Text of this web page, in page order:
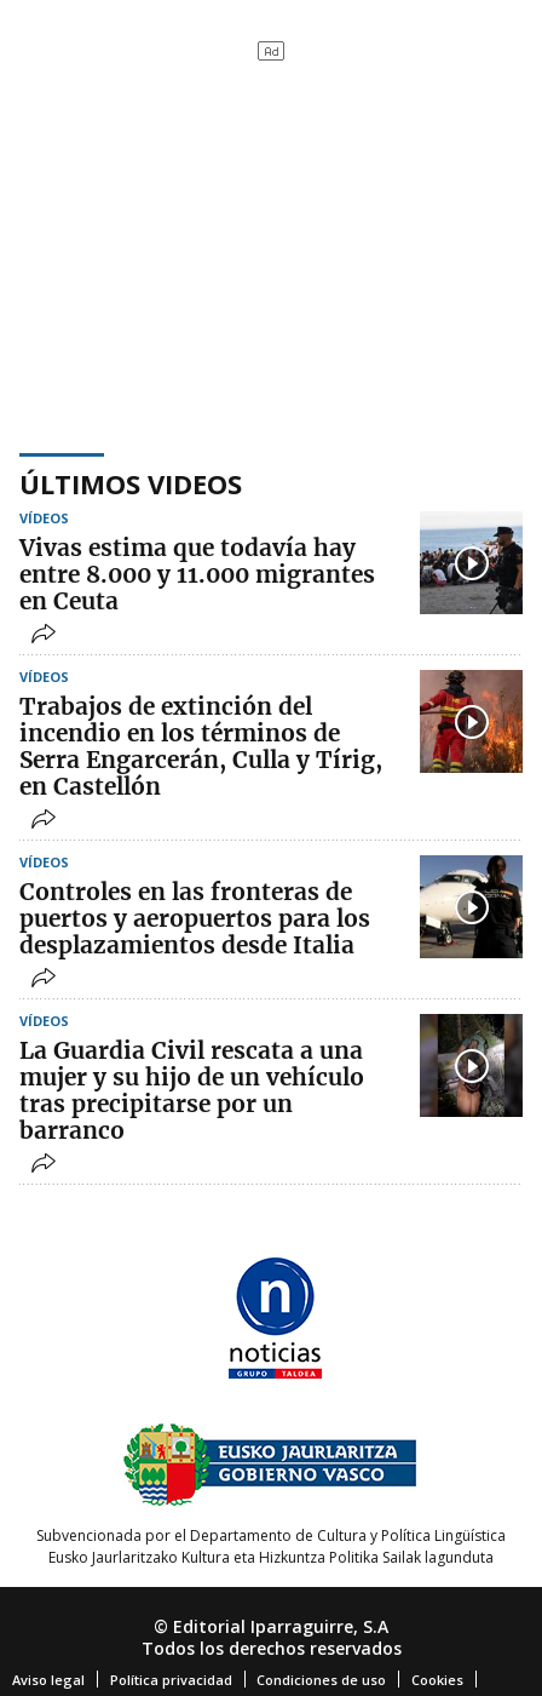
ÚLTIMOS VIDEOS
VÍDEOS
Vivas estima que todavía hay
entre 8.000 y 11.000 migrantes
en Ceuta
VÍDEOS
Trabajos de extinción del
incendio en los términos de
Serra Engarcerán, Culla y Tírig,
en Castellón
VÍDEOS
Controles en las fronteras de
puertos y aeropuertos para los
desplazamientos desde Italia
VÍDEOS
La Guardia Civil rescata a una
mujer y su hijo de un vehículo
tras precipitarse por un
barranco
Subvencionada por el Departamento de Cultura y Política Lingüística
Eusko Jaurlaritzako Kultura eta Hizkuntza Politika Sailak lagunduta
© Editorial Iparraguirre, S.A
Todos los derechos reservados
Aviso legal Política privacidad Condiciones de uso Cookies